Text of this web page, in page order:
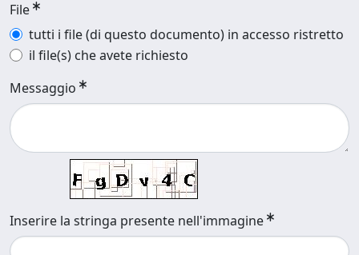
File
tutti i file (di questo documento) in accesso ristretto
il file(s) che avete richiesto
Messaggio
Inserire la stringa presente nell'immagine